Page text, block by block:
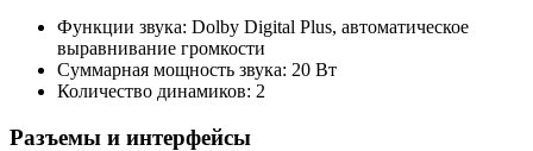
Функции звука: Dolby Digital Plus, автоматическое
выравнивание громкости
Суммарная мощность звука: 20 Вт
Количество динамиков: 2
Разъемы и интерфейсы